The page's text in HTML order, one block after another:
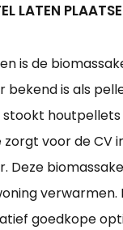
LATEN
is de
bekend is als
houtpellets
zorgt voor de CV
Deze
verwarmen.
goedkope